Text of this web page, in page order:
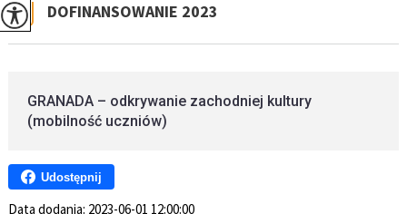
DOFINANSOWANIE 2023
GRANADA – odkrywanie zachodniej kultury
(mobilność uczniów)
Udostępnij
Data dodania: 2023-06-01 12:00:00